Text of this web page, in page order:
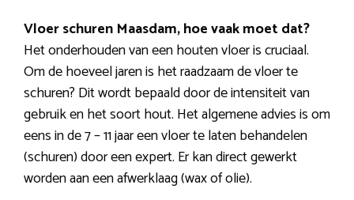
Vloer schuren Maasdam, hoe vaak moet dat?
Het onderhouden van een houten vloer is cruciaal.
Om de hoeveel jaren is het raadzaam de vloer te
schuren? Dit wordt bepaald door de intensiteit van
gebruik en het soort hout. Het algemene advies is om
eens in de 7 – 11 jaar een vloer te laten behandelen
(schuren) door een expert. Er kan direct gewerkt
worden aan een afwerklaag (wax of olie).